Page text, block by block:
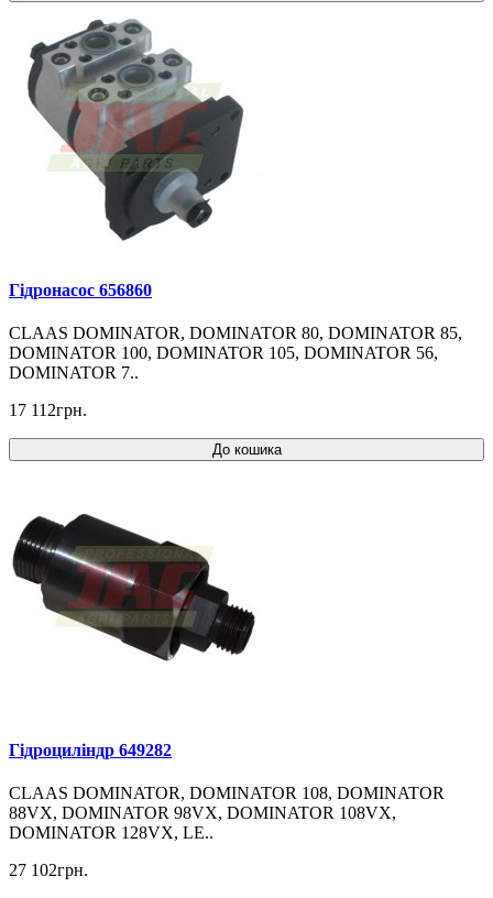
Гідронасос 656860
CLAAS DOMINATOR, DOMINATOR 80, DOMINATOR 85,
DOMINATOR 100, DOMINATOR 105, DOMINATOR 56,
DOMINATOR 7..
17 112грн.
До кошика
Гідроциліндр 649282
CLAAS DOMINATOR, DOMINATOR 108, DOMINATOR
88VX, DOMINATOR 98VX, DOMINATOR 108VX,
DOMINATOR 128VX, LE..
27 102грн.